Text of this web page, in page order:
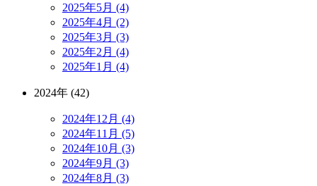
2025年5月 (4)
2025年4月 (2)
2025年3月 (3)
2025年2月 (4)
2025年1月 (4)
2024年 (42)
2024年12月 (4)
2024年11月 (5)
2024年10月 (3)
2024年9月 (3)
2024年8月 (3)